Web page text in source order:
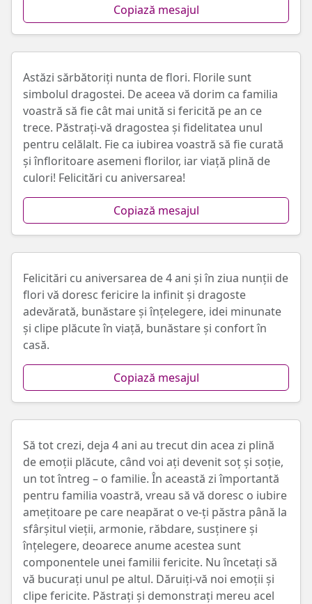
Copiază mesajul
Astăzi sărbătoriți nunta de flori. Florile sunt
simbolul dragostei. De aceea vă dorim ca familia
voastră să fie cât mai unită si fericită pe an ce
trece. Păstrați-vă dragostea și fidelitatea unul
pentru celălalt. Fie ca iubirea voastră să fie curată
și înfloritoare asemeni florilor, iar viață plină de
culori! Felicitări cu aniversarea!
Copiază mesajul
Felicitări cu aniversarea de 4 ani și în ziua nunții de
flori vă doresc fericire la infinit și dragoste
adevărată, bunăstare și înțelegere, idei minunate
și clipe plăcute în viață, bunăstare și confort în
casă.
Copiază mesajul
Să tot crezi, deja 4 ani au trecut din acea zi plină
de emoții plăcute, când voi ați devenit soț și soție,
un tot întreg – o familie. În această zi împortantă
pentru familia voastră, vreau să vă doresc o iubire
amețitoare pe care neapărat o ve-ți păstra până la
sfârșitul vieții, armonie, răbdare, susținere și
înțelegere, deoarece anume acestea sunt
componentele unei familii fericite. Nu încetați să
vă bucurați unul pe altul. Dăruiți-vă noi emoții și
clipe fericite. Păstrați și demonstrați mereu acel